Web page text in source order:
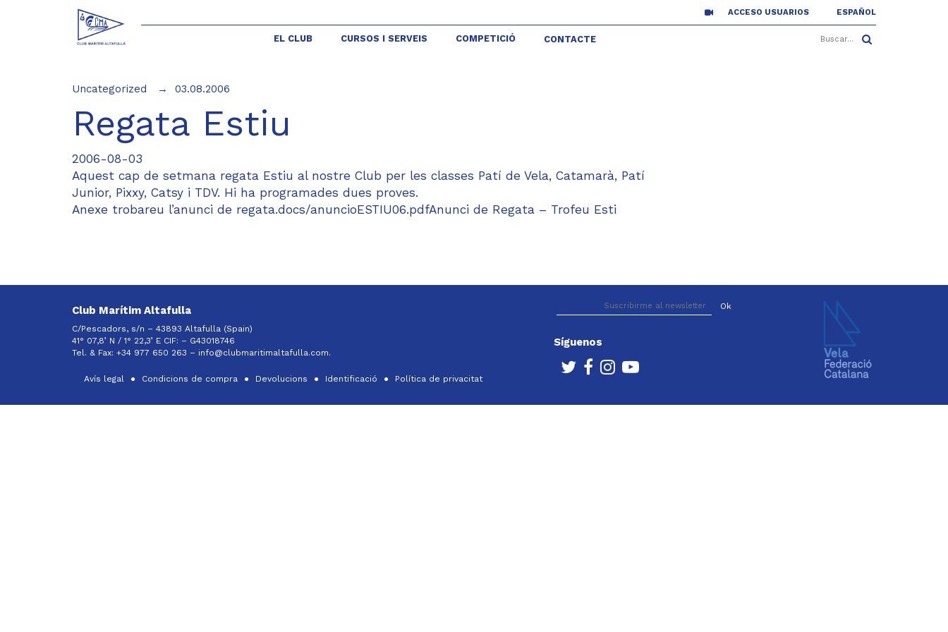
ACCESO USUARIOS ESPAÑOL
EL CLUB CURSOS I SERVEIS COMPETICIÓ CONTACTE
Uncategorized 03.08.2006
Regata Estiu
2006-08-03
Aquest cap de setmana regata Estiu al nostre Club per les classes Patí de Vela, Catamarà, Patí
Junior, Pixxy, Catsy i TDV. Hi ha programades dues proves.
Anexe trobareu l’anunci de regata.docs/anuncioESTIU06.pdfAnunci de Regata – Trofeu Esti
Club Marítim Altafulla
C/Pescadors, s/n – 43893 Altafulla (Spain)
41° 07,8’ N / 1° 22,3’ E CIF: – G43018746
Tel. & Fax: +34 977 650 263 – info@clubmaritimaltafulla.com.
Avís legal Condicions de compra Devolucions Identificació Política de privacitat
Síguenos